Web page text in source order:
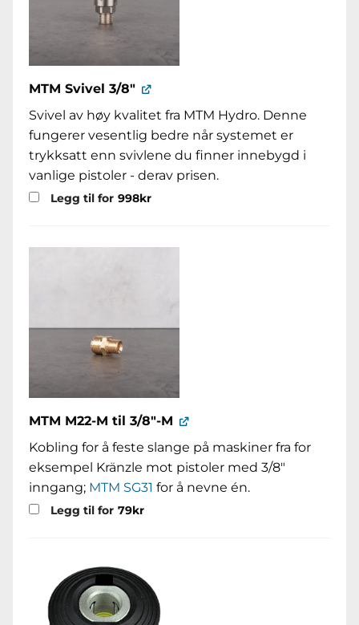
MTM Svivel 3/8"
Svivel av høy kvalitet fra MTM Hydro. Denne
fungerer vesentlig bedre når systemet er
trykksatt enn svivlene du finner innebygd i
vanlige pistoler - derav prisen.
Legg til for 998kr
MTM M22-M til 3/8"-M
Kobling for å feste slange på maskiner fra for
eksempel Kränzle mot pistoler med 3/8"
inngang; MTM SG31 for å nevne én.
Legg til for 79kr